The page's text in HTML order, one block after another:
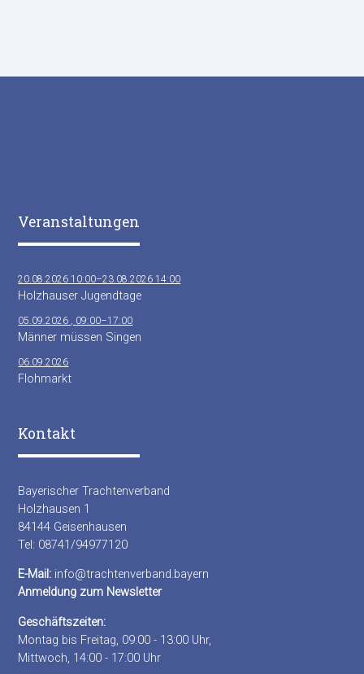
Veranstaltungen
20.08.2026 10:00–23.08.2026 14:00
Holzhauser Jugendtage
05.09.2026 , 09:00–17:00
Männer müssen Singen
06.09.2026
Flohmarkt
Kontakt
Bayerischer Trachtenverband
Holzhausen 1
84144 Geisenhausen
Tel: 08741/94977120
E-Mail: info@trachtenverband.bayern
Anmeldung zum Newsletter
Geschäftszeiten:
Montag bis Freitag, 09:00 - 13:00 Uhr,
Mittwoch, 14:00 - 17:00 Uhr